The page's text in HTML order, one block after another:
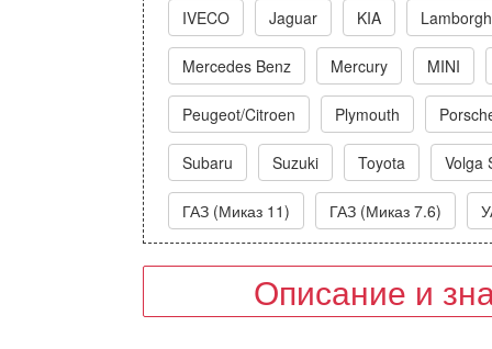
IVECO Jaguar KIA
Mercedes Benz Mercury MINI
Peugeot/Citroen Plymouth
Subaru Suzuki Toyota Volga
ГАЗ (Миказ 11) ГАЗ (Миказ 7.6)
Описание и